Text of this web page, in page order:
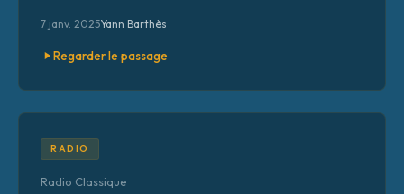
7 janv. 2025Yann Barthès
Regarder le passage
RADIO
Radio Classique